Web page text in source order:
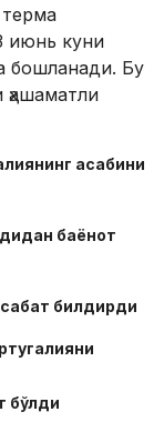
июнь куни
бошланади. Бу
асабини
баёнот
билдирди
бўлди